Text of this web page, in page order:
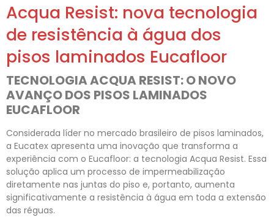
Acqua Resist: nova tecnologia
de resistência à água dos
pisos laminados Eucafloor
TECNOLOGIA ACQUA RESIST: O NOVO
AVANÇO DOS PISOS LAMINADOS
EUCAFLOOR
Considerada líder no mercado brasileiro de pisos laminados,
a Eucatex apresenta uma inovação que transforma a
experiência com o Eucafloor: a tecnologia Acqua Resist. Essa
solução aplica um processo de impermeabilização
diretamente nas juntas do piso e, portanto, aumenta
significativamente a resistência à água em toda a extensão
das réguas.